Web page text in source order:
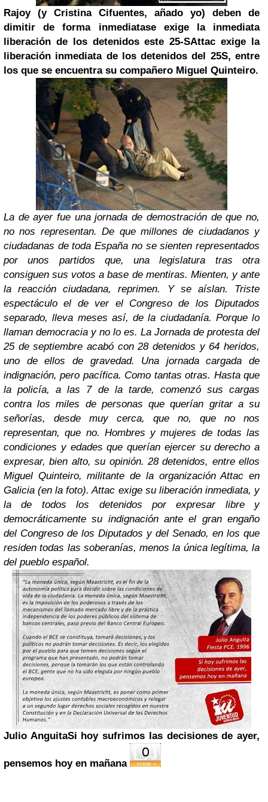
Rajoy (y Cristina Cifuentes, añado yo) deben de
dimitir de forma inmediatase exige la inmediata
liberación de los detenidos este 25-SAttac exige la
liberación inmediata de los detenidos del 25S, entre
los que se encuentra su compañero Miguel Quinteiro.
La de ayer fue una jornada de demostración de que no,
no nos representan. De que millones de ciudadanos y
ciudadanas de toda España no se sienten representados
por unos partidos que, una legislatura tras otra
consiguen sus votos a base de mentiras. Mienten, y ante
la reacción ciudadana, reprimen. Y se aíslan. Triste
espectáculo el de ver el Congreso de los Diputados
separado, lleva meses así, de la ciudadanía. Porque lo
llaman democracia y no lo es. La Jornada de protesta del
25 de septiembre acabó con 28 detenidos y 64 heridos,
uno de ellos de gravedad. Una jornada cargada de
indignación, pero pacífica. Como tantas otras. Hasta que
la policía, a las 7 de la tarde, comenzó sus cargas
contra los miles de personas que querían gritar a su
señorías, desde muy cerca, que no, que no nos
representan, que no. Hombres y mujeres de todas las
condiciones y edades que querían ejercer su derecho a
expresar, bien alto, su opinión. 28 detenidos, entre ellos
Miguel Quinteiro, militante de la organización Attac en
Galicia (en la foto). Attac exige su liberación inmediata, y
la de todos los detenidos por expresar libre y
democráticamente su indignación ante el gran engaño
del Congreso de los Diputados y del Senado, en los que
residen todas las soberanías, menos la única legítima, la
del pueblo español.
Julio AnguitaSi hoy sufrimos las decisiones de ayer,
pensemos hoy en mañana